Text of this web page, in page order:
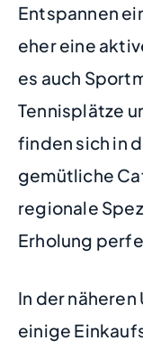
Entspannen
eher eine
es auch
Tennisplätze
finden sich in
gemütliche
regionale
Erholung
In der
einige